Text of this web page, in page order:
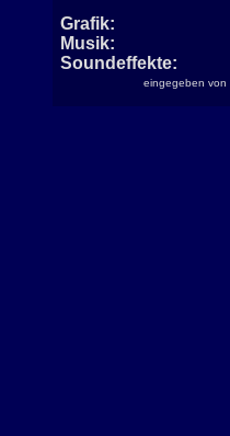
Grafik:
Musik:
Soundeffekte:
eingegeben von